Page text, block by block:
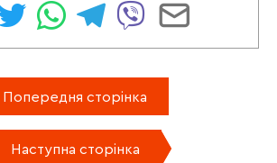
Попередня сторінка
Наступна сторінка